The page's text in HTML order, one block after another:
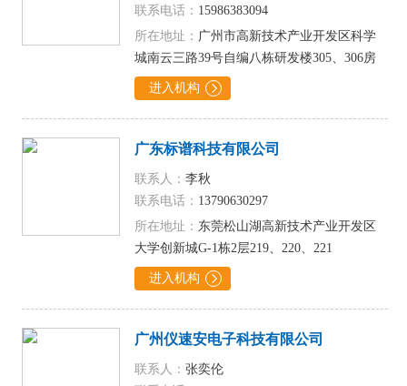
联系电话： 15986383094
所在地址： 广州市高新技术产业开发区科学
城南云三路39号自编八栋研发楼305、306房
进入机构 
广东标谱科技有限公司
联系人： 李秋
联系电话： 13790630297
所在地址： 东莞松山湖高新技术产业开发区
大学创新城G-1栋2层219、220、221
进入机构 
广州仪速安电子科技有限公司
联系人： 张奕伦